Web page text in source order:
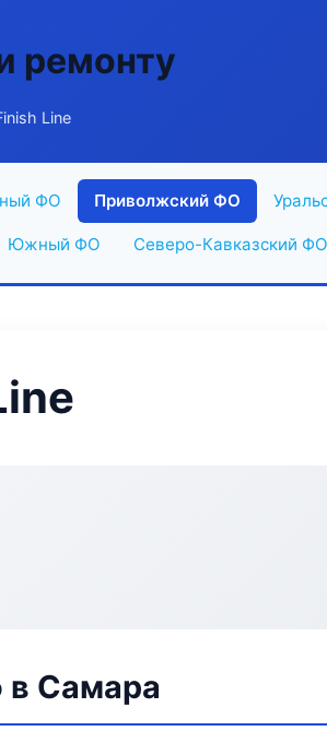
ремонту
Line
ФО Приволжский ФО
Южный ФО Северо-Кавказский ФО
в Самара